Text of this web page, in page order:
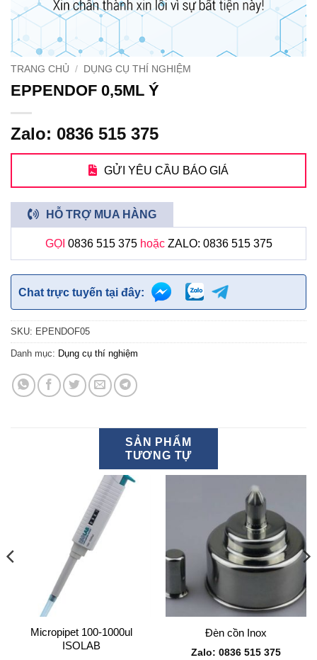
TRANG CHỦ / DỤNG CỤ THÍ NGHIỆM
EPPENDOF 0,5ML Ý
Zalo: 0836 515 375
GỬI YÊU CẦU BÁO GIÁ
HỖ TRỢ MUA HÀNG
GỌI 0836 515 375hoặc ZALO: 0836 515 375
Chat trực tuyến tại đây:
SKU: EPENDOF05
Danh mục: Dụng cụ thí nghiệm
SẢN PHẨM
TƯƠNG TỰ
Micropipet 100-1000ul
ISOLAB
Đèn cồn Inox
Zalo: 0836 515 375